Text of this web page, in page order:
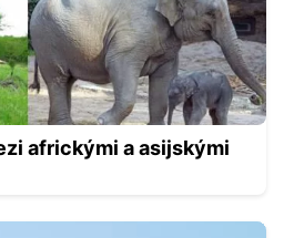
africkými a asijskými